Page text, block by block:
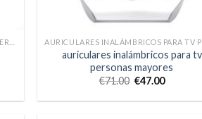
auriculares inalámbricos para tv
personas mayores
€71.00 €47.00